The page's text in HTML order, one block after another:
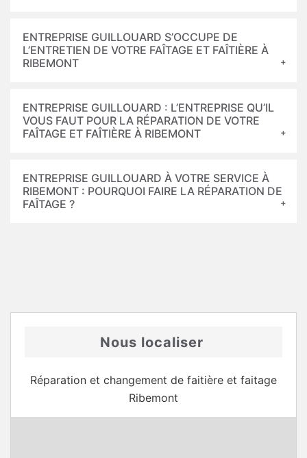
ENTREPRISE GUILLOUARD S’OCCUPE DE
L’ENTRETIEN DE VOTRE FAÎTAGE ET FAÎTIÈRE À
RIBEMONT
ENTREPRISE GUILLOUARD : L’ENTREPRISE QU’IL
VOUS FAUT POUR LA RÉPARATION DE VOTRE
FAÎTAGE ET FAÎTIÈRE À RIBEMONT
ENTREPRISE GUILLOUARD À VOTRE SERVICE À
RIBEMONT : POURQUOI FAIRE LA RÉPARATION DE
FAÎTAGE ?
Nous localiser
Réparation et changement de faitière et faitage
Ribemont